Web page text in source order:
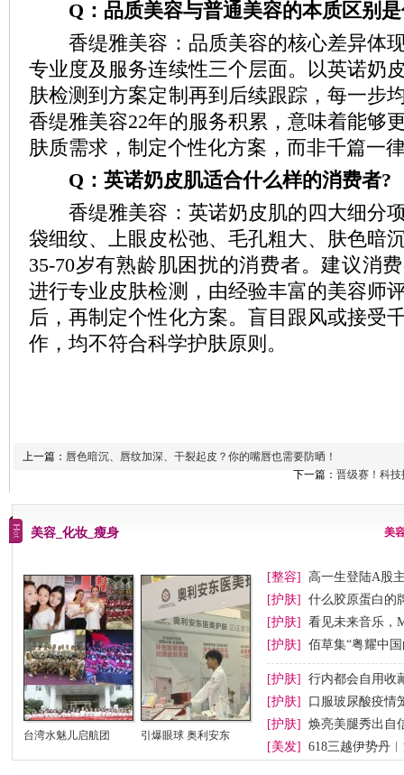
Q：品质美容与普通美容的本质区别
香缇雅美容：品质美容的核心差异体
专业度及服务连续性三个层面。以英诺奶
肤检测到方案定制再到后续跟踪，每一步
香缇雅美容22年的服务积累，意味着能够
肤质需求，制定个性化方案，而非千篇一
Q：英诺奶皮肌适合什么样的消费者?
香缇雅美容：英诺奶皮肌的四大细分
袋细纹、上眼皮松弛、毛孔粗大、肤色暗
35-70岁有熟龄肌困扰的消费者。建议消
进行专业皮肤检测，由经验丰富的美容师
后，再制定个性化方案。盲目跟风或接受
作，均不符合科学护肤原则。
上一篇： 唇色暗沉、唇纹加深、干裂起皮？你的嘴唇也需要防晒！
下一篇： 晋级赛！科技
美容_化妆_瘦身 美
台湾水魅儿启航团 引爆眼球 奥利安东
[整容]
高一生登陆A股
[护肤]
什么胶原蛋白的
[护肤]
看见未来音乐，
[护肤]
佰草集“粤耀中
[护肤]
行内都会自用收
[护肤]
口服玻尿酸疫情
[护肤]
焕亮美腿秀出自
[美发]
618三越伊势丹